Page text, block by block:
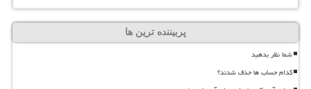
پربیننده ترین ها
شما نظر بدهید
کدام حساب ها حذف شدند؟